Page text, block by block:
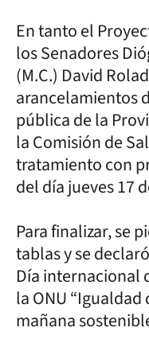
En tanto el
los Senadores
(M.C.) David
arancelamientos
pública de la
la Comisión de
tratamiento con
del día jueves 17
Para finalizar, se
tablas y se
Día internacional
la ONU
mañana